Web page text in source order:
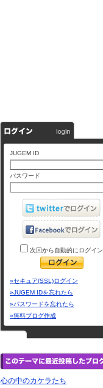
JUGEM ID
パスワード
次回から自動的にログイン
»セキュア(SSL)ログイン
»JUGEM IDを忘れたら
»パスワードを忘れたら
»無料ブログ作成
心の中のカケラたち